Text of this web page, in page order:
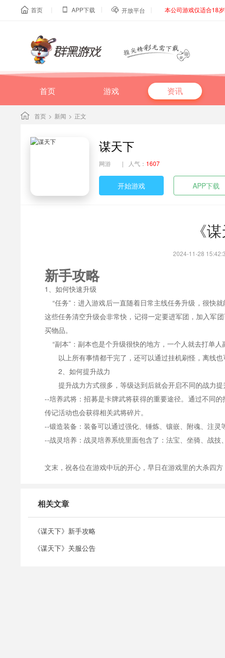
 首页 |  APP下载 |  开放平台 | 本公司游戏仅适合18岁
首页 游戏 资讯
首页 > 新闻 > 正文
谋天下
网游 | 人气： 1607
开始游戏 APP下载
《
2024-11-28
新手攻略
1、如何快速升级
“任务”：进入游戏后一直随着日常主线任务升级，很快
这些任务清空升级会非常快，记得一定要进军团，加入军
买物品。
“副本”：副本也是个升级很快的地方，一个人就去打单
以上所有事情都干完了，还可以通过挂机刷怪，离线
2、如何提升战力
提升战力方式很多，等级达到后就会开启不同的战力
--培养武将：招募是卡牌武将获得的重要途径。通过不同
传记活动也会获得相关武将碎片。
--锻造装备：装备可以通过强化、锤炼、镶嵌、附魂、注灵
--战灵培养：战灵培养系统里面包含了：法宝、坐骑、战技
文末，祝各位在游戏中玩的开心，早日在游戏里的大杀四方
相关文章
《谋天下》新手攻略
《谋天下》关服公告